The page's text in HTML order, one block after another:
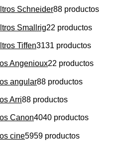
Schneider88 productos
Smallrig22 productos
Tiffen3131 productos
Angenioux22 productos
angular88 productos
Arri88 productos
Canon4040 productos
cine5959 productos